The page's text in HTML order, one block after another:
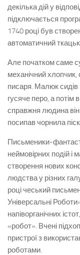
декілька дій у
підключається
1740 році був
автоматичний
Але початком саме
механічний хлопчик,
писаря. Малюк
гусяче перо, а потім
справжня людина він
посипав чорнила
Письменики-
неймовірних подій і
створення нових
людства у різних
році чеський
Універсальні
напіворганічних
«робот». Вчені
пристрої з
роботами.